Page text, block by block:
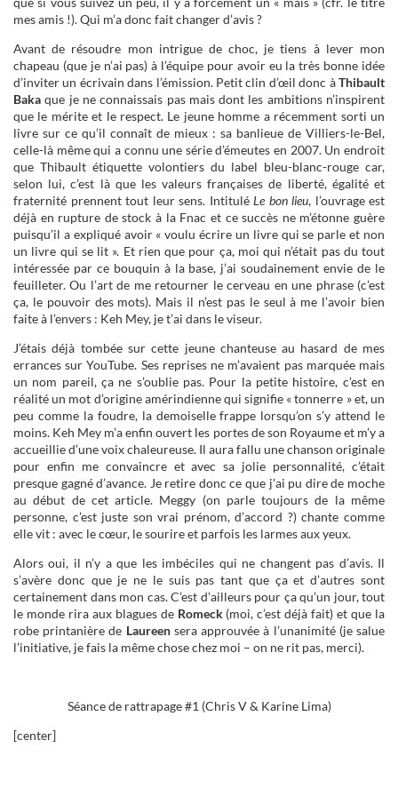
mes amis !). Qui m’a donc fait changer d’avis ?
Avant de résoudre mon intrigue de choc, je tiens à lever mon
chapeau (que je n’ai pas) à l’équipe pour avoir eu la très bonne idée
d’inviter un écrivain dans l’émission. Petit clin d’œil donc àThibault
Baka que je ne connaissais pas mais dont les ambitions n’inspirent
que le mérite et le respect. Le jeune homme a récemment sorti un
livre sur ce qu’il connaît de mieux : sa banlieue de Villiers-le-Bel,
celle-là même qui a connu une série d’émeutes en 2007. Un endroit
que Thibault étiquette volontiers du label bleu-blanc-rouge car,
selon lui, c’est là que les valeurs françaises de liberté, égalité et
fraternité prennent tout leur sens. Intitulé Le bon lieu, l’ouvrage est
déjà en rupture de stock à la Fnac et ce succès ne m’étonne guère
puisqu’il a expliqué avoir « voulu écrire un livre qui se parle et non
un livre qui se lit ». Et rien que pour ça, moi qui n’était pas du tout
intéressée par ce bouquin à la base, j’ai soudainement envie de le
feuilleter. Ou l’art de me retourner le cerveau en une phrase (c’est
ça, le pouvoir des mots). Mais il n’est pas le seul à me l’avoir bien
faite à l’envers : Keh Mey, je t’ai dans le viseur.
J’étais déjà tombée sur cette jeune chanteuse au hasard de mes
errances sur YouTube. Ses reprises ne m’avaient pas marquée mais
un nom pareil, ça ne s’oublie pas. Pour la petite histoire, c’est en
réalité un mot d’origine amérindienne qui signifie « tonnerre » et, un
peu comme la foudre, la demoiselle frappe lorsqu’on s’y attend le
moins. Keh Mey m’a enfin ouvert les portes de son Royaume et m’y a
accueillie d’une voix chaleureuse. Il aura fallu une chanson originale
pour enfin me convaincre et avec sa jolie personnalité, c’était
presque gagné d’avance. Je retire donc ce que j’ai pu dire de moche
au début de cet article. Meggy (on parle toujours de la même
personne, c’est juste son vrai prénom, d’accord ?) chante comme
elle vit : avec le cœur, le sourire et parfois les larmes aux yeux.
Alors oui, il n’y a que les imbéciles qui ne changent pas d’avis. Il
s’avère donc que je ne le suis pas tant que ça et d’autres sont
certainement dans mon cas. C’est d’ailleurs pour ça qu’un jour, tout
le monde rira aux blagues de Romeck(moi, c’est déjà fait) et que la
robe printanière de Laureensera approuvée à l’unanimité (je salue
l’initiative, je fais la même chose chez moi – on ne rit pas, merci).
Séance de rattrapage #1 (Chris V & Karine Lima)
[center]